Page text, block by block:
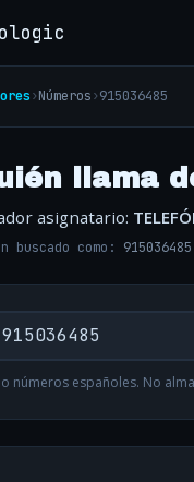
›Números›915036485
llama
asignatario:
buscado como: 915036485
números españoles. No